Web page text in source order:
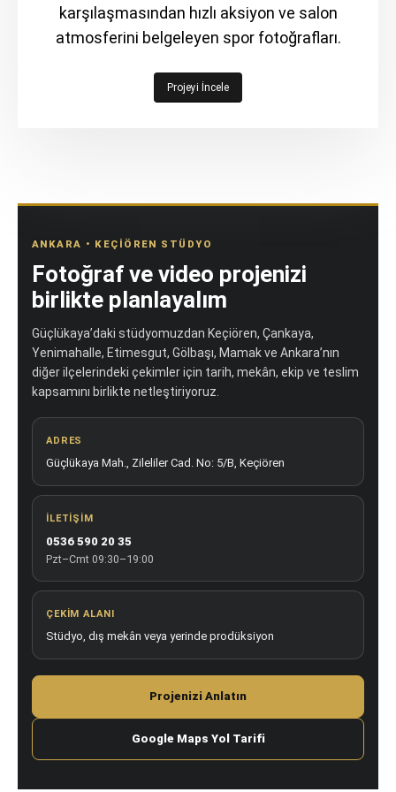
karşılaşmasından hızlı aksiyon ve salon
atmosferini belgeleyen spor fotoğrafları.
Projeyi İncele
ANKARA • KEÇIÖREN STÜDYO
Fotoğraf ve video projenizi
birlikte planlayalım
Güçlükaya’daki stüdyomuzdan Keçiören, Çankaya,
Yenimahalle, Etimesgut, Gölbaşı, Mamak ve Ankara’nın
diğer ilçelerindeki çekimler için tarih, mekân, ekip ve teslim
kapsamını birlikte netleştiriyoruz.
ADRES
Güçlükaya Mah., Zileliler Cad. No: 5/B, Keçiören
İLETIŞIM
0536 590 20 35
Pzt–Cmt 09:30–19:00
ÇEKIM ALANI
Stüdyo, dış mekân veya yerinde prodüksiyon
Projenizi Anlatın
Google Maps Yol Tarifi